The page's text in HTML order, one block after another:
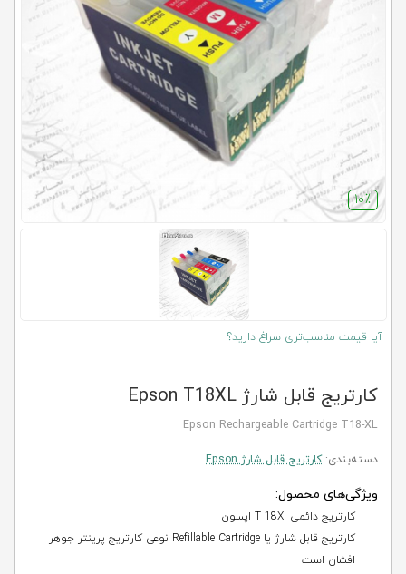
10٪
آیا قیمت مناسب‌تری سراغ دارید؟
کارتریج قابل شارژ Epson T18XL
Epson Rechargeable Cartridge T18-XL
دسته‌بندی:کارتریج قابل شارژ Epson
ویژگی‌های محصول:
کارتریج دائمی T 18Xl اپسون
کارتریج قابل شارژ یا Refillable Cartridge نوعی کارتریج پرینتر جوهر
افشان است